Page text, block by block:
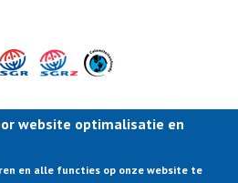
website optimalisatie en
en alle functies op onze website te